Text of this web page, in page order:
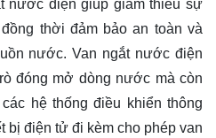
nước điện giúp giảm thiểu sự
thời đảm bảo an toàn và
nước. Van ngắt nước điện
đóng mở dòng nước mà còn
hệ thống điều khiển thông
bị điện tử đi kèm cho phép van